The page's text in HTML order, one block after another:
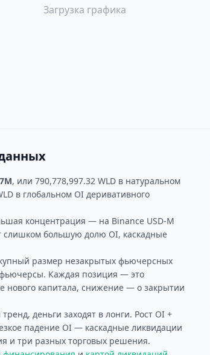
Загрузка графика
, или 790,778,997.32 WLD в натуральном
в глобальном OI деривативного
концентрация — на Binance USD-M
слишком большую долю OI, каскадные
размер незакрытых фьючерсных
Каждая позиция — это
нового капитала, снижение — о закрытии
деньги заходят в лонги. Рост OI +
падение OI — каскадные ликвидации
и три разных торговых решения.